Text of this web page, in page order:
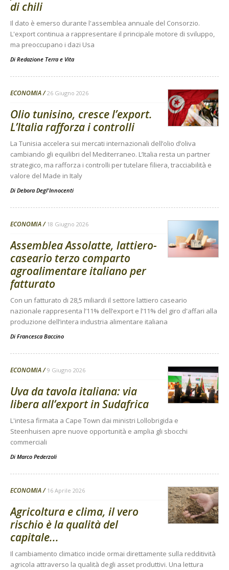
di chili
Il dato è emerso durante l'assemblea annuale del Consorzio.
L'export continua a rappresentare il principale motore di sviluppo,
ma preoccupano i dazi Usa
Di Redazione Terra e Vita
ECONOMIA 26 Giugno 2026
Olio tunisino, cresce l’export.
L’Italia rafforza i controlli
La Tunisia accelera sui mercati internazionali dell’olio d’oliva
cambiando gli equilibri del Mediterraneo. L’Italia resta un partner
strategico, ma rafforza i controlli per tutelare filiera, tracciabilità e
valore del Made in Italy
Di Debora Degl'Innocenti
ECONOMIA 18 Giugno 2026
Assemblea Assolatte, lattiero-
caseario terzo comparto
agroalimentare italiano per
fatturato
Con un fatturato di 28,5 miliardi il settore lattiero caseario
nazionale rappresenta l’11% dell’export e l’11% del giro d'affari alla
produzione dell’intera industria alimentare italiana
Di Francesca Baccino
ECONOMIA 9 Giugno 2026
Uva da tavola italiana: via
libera all’export in Sudafrica
L'intesa firmata a Cape Town dai ministri Lollobrigida e
Steenhuisen apre nuove opportunità e amplia gli sbocchi
commerciali
Di Marco Pederzoli
ECONOMIA 16 Aprile 2026
Agricoltura e clima, il vero
rischio è la qualità del
capitale...
Il cambiamento climatico incide ormai direttamente sulla redditività
agricola attraverso la qualità degli asset produttivi. Una lettura